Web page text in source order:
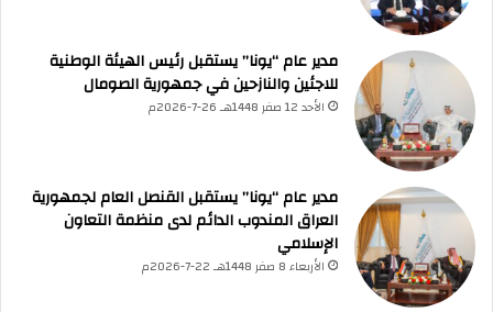
مدير عام “يونا” يستقبل رئيس الهيئة الوطنية
للاجئين والنازحين في جمهورية الصومال
الأحد 12 صفر 1448هـ 26-7-2026م
مدير عام “يونا” يستقبل القنصل العام لجمهورية
العراق المندوب الدائم لدى منظمة التعاون
الإسلامي
الأربعاء 8 صفر 1448هـ 22-7-2026م